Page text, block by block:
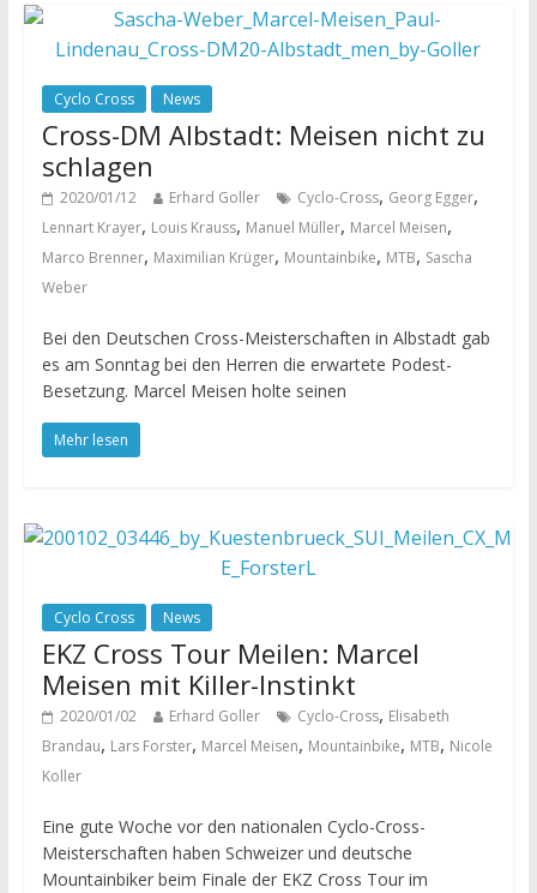
Cyclo Cross News
Cross-DM Albstadt: Meisen nicht zu
schlagen
2020/01/12 Erhard Goller Cyclo-Cross, Georg Egger,
Lennart Krayer, Louis Krauss, Manuel Müller, Marcel Meisen,
Marco Brenner, Maximilian Krüger, Mountainbike, MTB, Sascha
Weber
Bei den Deutschen Cross-Meisterschaften in Albstadt gab
es am Sonntag bei den Herren die erwartete Podest-
Besetzung. Marcel Meisen holte seinen
Mehr lesen
Cyclo Cross News
EKZ Cross Tour Meilen: Marcel
Meisen mit Killer-Instinkt
2020/01/02 Erhard Goller Cyclo-Cross, Elisabeth
Brandau, Lars Forster, Marcel Meisen, Mountainbike, MTB, Nicole
Koller
Eine gute Woche vor den nationalen Cyclo-Cross-
Meisterschaften haben Schweizer und deutsche
Mountainbiker beim Finale der EKZ Cross Tour im